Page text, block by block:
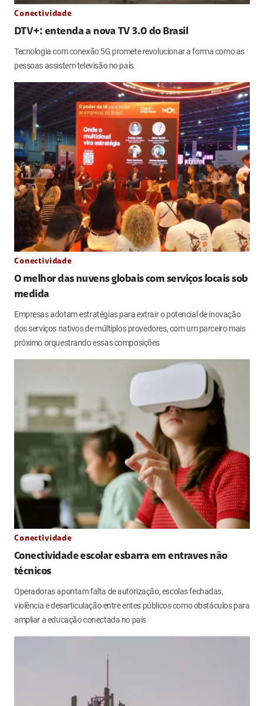
Conectividade
DTV+: entenda a nova TV 3.0 do Brasil
Tecnologia com conexão 5G promete revolucionar a forma como as
pessoas assistem televisão no país
Conectividade
O melhor das nuvens globais com serviços locais sob
medida
Empresas adotam estratégias para extrair o potencial de inovação
dos serviços nativos de múltiplos provedores, com um parceiro mais
próximo orquestrando essas composições
Conectividade
Conectividade escolar esbarra em entraves não
técnicos
Operadoras apontam falta de autorização, escolas fechadas,
violência e desarticulação entre entes públicos como obstáculos para
ampliar a educação conectada no país